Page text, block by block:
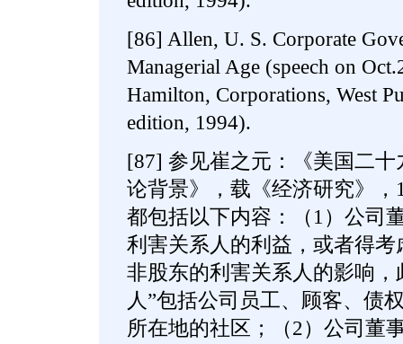
[86] Allen, U. S. Corporate
Managerial Age (speech on
Hamilton, Corporations, West
edition, 1994).
[87] 参见崔之元：《美国二
论背景》，载《经济研究》，
都包括以下内容：（1）公司
利害关系人的利益，或者得
非股东的利害关系人的影响
人”包括公司员工、顾客、债
所在地的社区；（2）公司董